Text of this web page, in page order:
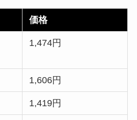
価格
1,474円
1,606円
1,419円